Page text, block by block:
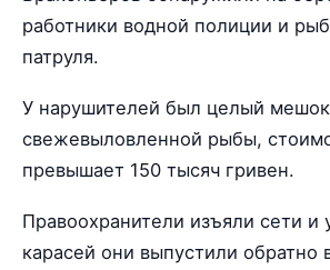
работники водной полиции и
патруля.
У нарушителей был целый мешок
свежевыловленной рыбы,
превышает 150 тысяч гривен.
Правоохранители изъяли сети и
карасей они выпустили обратно